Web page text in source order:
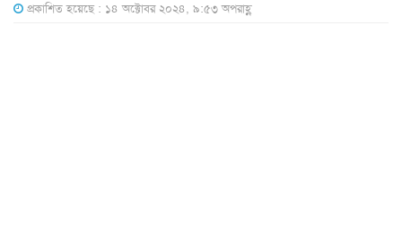
প্রকাশিত হয়েছে : ১৪ অক্টোবর ২০২৪, ৯:৫৩ অপরাহ্ণ